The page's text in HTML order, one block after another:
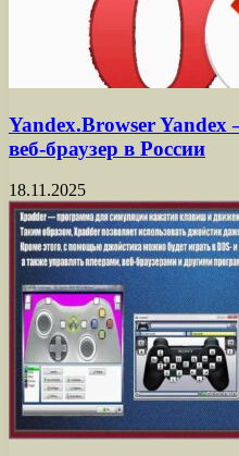
Yandex.Browser
веб-браузер в России
18.11.2025